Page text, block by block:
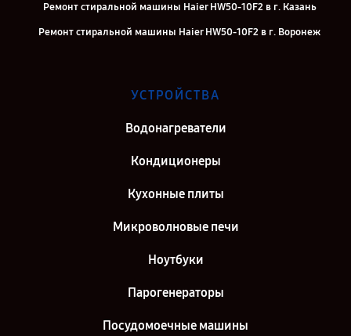
Ремонт стиральной машины Haier HW50-10F2 в г. Казань
Ремонт стиральной машины Haier HW50-10F2 в г. Воронеж
Ремонт стиральной машины Haier HW50-10F2 в г. Санкт-
УСТРОЙСТВА
Водонагреватели
Кондиционеры
Кухонные плиты
Микроволновые печи
Ноутбуки
Парогенераторы
Посудомоечные машины